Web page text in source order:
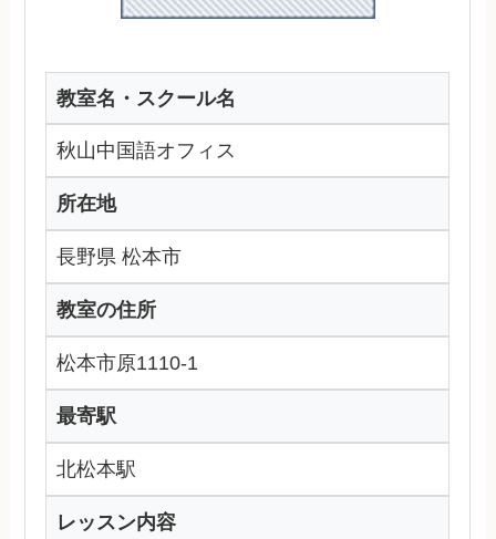
教室名・スクール名
秋山中国語オフィス
所在地
長野県 松本市
教室の住所
松本市原1110-1
最寄駅
北松本駅
レッスン内容